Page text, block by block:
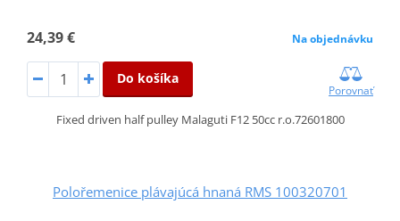
24,39 € Na objednávku
Do košíka
Porovnať
Fixed driven half pulley Malaguti F12 50cc r.o.72601800
Polořemenice plávajúcá hnaná RMS 100320701